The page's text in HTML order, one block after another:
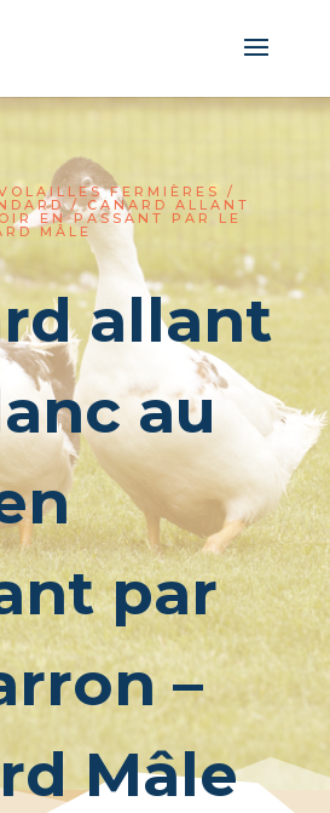
FERMIÈRES /
/ CANARD ALLANT
EN PASSANT PAR LE
MÂLE
allant
au
par
–
Mâle